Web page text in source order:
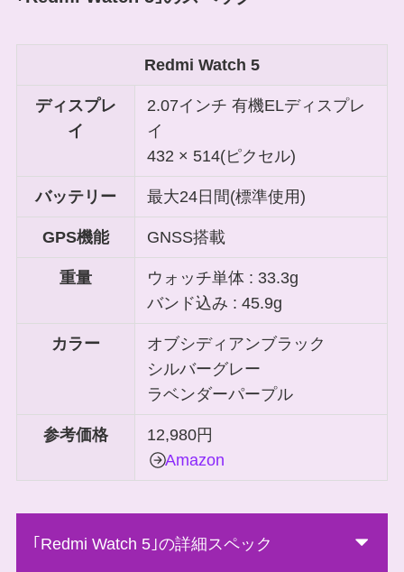
Redmi Watch 5
ディスプレ
イ
2.07インチ 有機ELディスプレ
イ
432 × 514(ピクセル)
バッテリー 最大24日間(標準使用)
GPS機能 GNSS搭載
重量
ウォッチ単体 : 33.3g
バンド込み : 45.9g
カラー
オブシディアンブラック
シルバーグレー
ラベンダーパープル
参考価格
12,980円
Amazon
｢Redmi Watch 5｣の詳細スペック